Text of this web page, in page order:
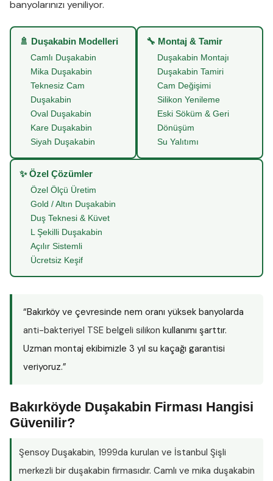
banyolarınızı yeniliyor.
🚿 Duşakabin Modelleri
Camlı Duşakabin
Mika Duşakabin
Teknesiz Cam
Duşakabin
Oval Duşakabin
Kare Duşakabin
Siyah Duşakabin
🔧 Montaj & Tamir
Duşakabin Montajı
Duşakabin Tamiri
Cam Değişimi
Silikon Yenileme
Eski Söküm & Geri
Dönüşüm
Su Yalıtımı
✨ Özel Çözümler
Özel Ölçü Üretim
Gold / Altın Duşakabin
Duş Teknesi & Küvet
L Şekilli Duşakabin
Açılır Sistemli
Ücretsiz Keşif
“Bakırköy ve çevresinde nem oranı yüksek banyolarda
anti-bakteriyel TSE belgeli silikon kullanımı şarttır.
Uzman montaj ekibimizle 3 yıl su kaçağı garantisi
veriyoruz.”
Bakırköyde Duşakabin Firması Hangisi
Güvenilir?
Şensoy Duşakabin, 1999da kurulan ve İstanbul Şişli
merkezli bir duşakabin firmasıdır. Camlı ve mika duşakabin